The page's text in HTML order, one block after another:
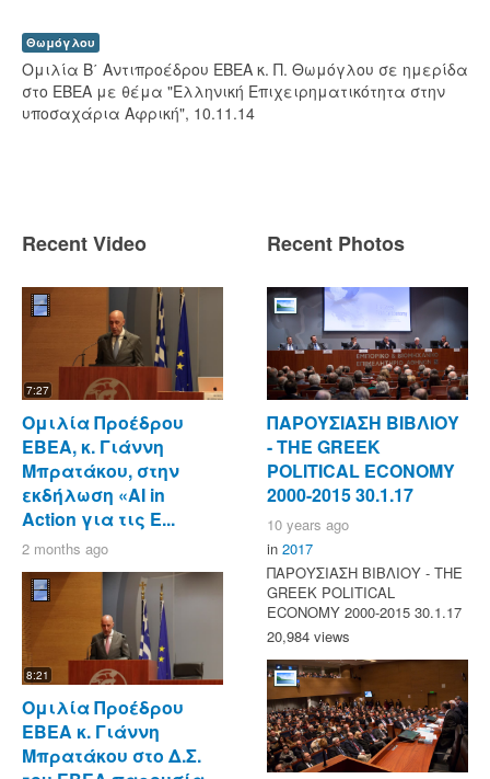
Θωμόγλου
Ομιλία Β΄ Αντιπροέδρου ΕΒΕΑ κ. Π. Θωμόγλου σε ημερίδα
στο ΕΒΕΑ με θέμα "Ελληνική Επιχειρηματικότητα στην
υποσαχάρια Αφρική", 10.11.14
Recent Video
7:27
Ομιλία Προέδρου
ΕΒΕΑ, κ. Γιάννη
Μπρατάκου, στην
εκδήλωση «AI in
Action για τις Ε...
2 months ago
8:21
Ομιλία Προέδρου
ΕΒΕΑ κ. Γιάννη
Μπρατάκου στο Δ.Σ.
Recent Photos
ΠΑΡΟΥΣΙΑΣΗ ΒΙΒΛΙΟΥ
- ΤΗΕ GREEK
POLITICAL ECONOMY
2000-2015 30.1.17
10 years ago
in 2017
ΠΑΡΟΥΣΙΑΣΗ ΒΙΒΛΙΟΥ - ΤΗΕ
GREEK POLITICAL
ECONOMY 2000-2015 30.1.17
20,984 views